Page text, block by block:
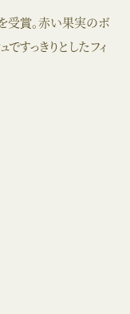
受賞。赤い果実のボ
すっきりとしたフィ